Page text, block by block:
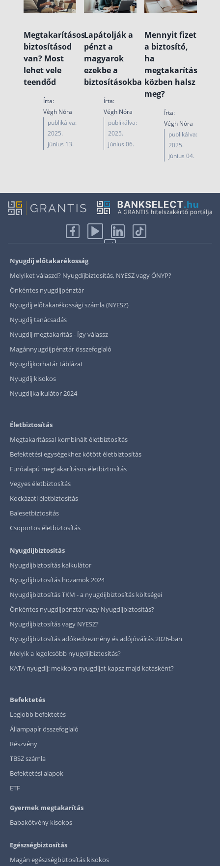
Megtakarításos
biztosításod
van? Most
lehet vele
teendőd
Írta:
Végh Nóra
publikálva:
2025.
június 13.
Lapátolják a
pénzt a
magyarok
ezekbe a
biztosításokba
Írta:
Végh Nóra
publikálva:
2025.
június 06.
Mennyit fizet
a biztosító,
ha
megtakarítás
közben halsz
meg?
Írta:
Végh Nóra
publikálva:
2025.
június 04.
Nyugdíj előtakarékosság
Melyiket válaszd? Nyugdíjbiztosítás, NYESZ vagy ÖNYP?
Önkéntes nyugdíjpénztár
Nyugdíj előtakarékossági számla (NYESZ)
Nyugdíj tanácsadás
Nyugdíj megtakarítás - Így válassz
Magánnyugdíjpénztár összefoglaló
Nyugdíjkorhatár táblázat
Nyugdíj kisokos
Nyugdíjkalkulátor 2024
Életbiztosítás
Megtakarítással kombinált életbiztosítás
Befektetési egységekhez kötött életbiztosítás
Euróalapú megtakarításos életbiztosítás
Vegyes életbiztosítás
Kockázati életbiztosítás
Balesetbiztosítás
Csoportos életbiztosítás
Nyugdíjbiztosítás
Nyugdíjbiztosítás kalkulátor
Nyugdíjbiztosítás hozamok 2024
Nyugdíjbiztosítás TKM - a nyugdíjbiztosítás költségei
Önkéntes nyugdíjpénztár vagy Nyugdíjbiztosítás?
Nyugdíjbiztosítás vagy NYESZ?
Nyugdíjbiztosítás adókedvezmény és adójóváírás 2026-ban
Melyik a legolcsóbb nyugdíjbiztosítás?
KATA nyugdíj: mekkora nyugdíjat kapsz majd katásként?
Befektetés
Legjobb befektetés
Állampapír összefoglaló
Részvény
TBSZ számla
Befektetési alapok
ETF
Gyermek megtakarítás
Babakötvény kisokos
Egészségbiztosítás
Magán egészségbiztosítás kisokos